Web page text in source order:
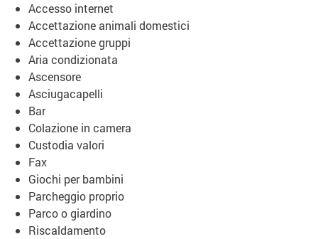
Accesso internet
Accettazione animali domestici
Accettazione gruppi
Aria condizionata
Ascensore
Asciugacapelli
Bar
Colazione in camera
Custodia valori
Fax
Giochi per bambini
Parcheggio proprio
Parco o giardino
Riscaldamento